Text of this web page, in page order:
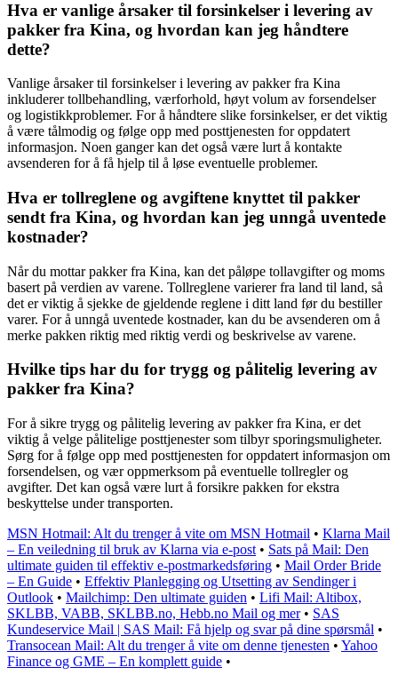
Hva er vanlige årsaker til forsinkelser i levering av
pakker fra Kina, og hvordan kan jeg håndtere
dette?
Vanlige årsaker til forsinkelser i levering av pakker fra Kina
inkluderer tollbehandling, værforhold, høyt volum av forsendelser
og logistikkproblemer. For å håndtere slike forsinkelser, er det viktig
å være tålmodig og følge opp med posttjenesten for oppdatert
informasjon. Noen ganger kan det også være lurt å kontakte
avsenderen for å få hjelp til å løse eventuelle problemer.
Hva er tollreglene og avgiftene knyttet til pakker
sendt fra Kina, og hvordan kan jeg unngå uventede
kostnader?
Når du mottar pakker fra Kina, kan det påløpe tollavgifter og moms
basert på verdien av varene. Tollreglene varierer fra land til land, så
det er viktig å sjekke de gjeldende reglene i ditt land før du bestiller
varer. For å unngå uventede kostnader, kan du be avsenderen om å
merke pakken riktig med riktig verdi og beskrivelse av varene.
Hvilke tips har du for trygg og pålitelig levering av
pakker fra Kina?
For å sikre trygg og pålitelig levering av pakker fra Kina, er det
viktig å velge pålitelige posttjenester som tilbyr sporingsmuligheter.
Sørg for å følge opp med posttjenesten for oppdatert informasjon om
forsendelsen, og vær oppmerksom på eventuelle tollregler og
avgifter. Det kan også være lurt å forsikre pakken for ekstra
beskyttelse under transporten.
MSN Hotmail: Alt du trenger å vite om MSN Hotmail • Klarna Mail
– En veiledning til bruk av Klarna via e-post • Sats på Mail: Den
ultimate guiden til effektiv e-postmarkedsføring • Mail Order Bride
– En Guide • Effektiv Planlegging og Utsetting av Sendinger i
Outlook • Mailchimp: Den ultimate guiden • Lifi Mail: Altibox,
SKLBB, VABB, SKLBB.no, Hebb.no Mail og mer• SAS
Kundeservice Mail | SAS Mail: Få hjelp og svar på dine spørsmål •
Transocean Mail: Alt du trenger å vite om denne tjenesten • Yahoo
Finance og GME – En komplett guide •